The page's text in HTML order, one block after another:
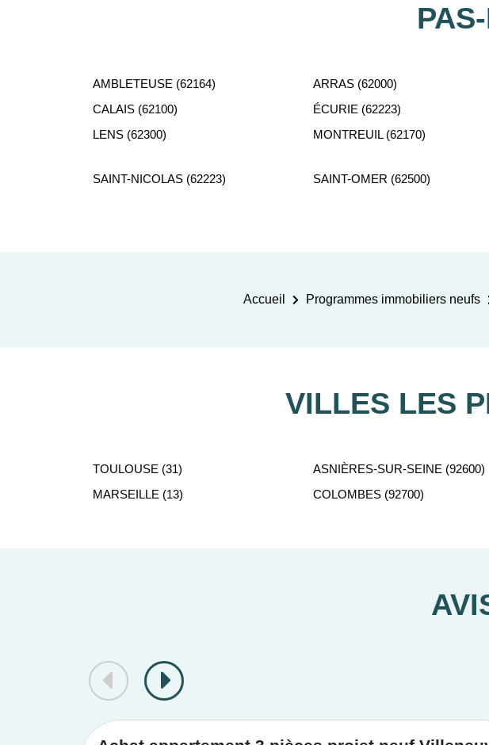
AMBLETEUSE (62164) ARRAS (62000)
CALAIS (62100)
ÉCURIE (62223)
LENS (62300)
MONTREUIL (62170)
SAINT-NICOLAS (62223) SAINT-OMER (62500)
Accueil Programmes immobiliers neufs
VILLES LES
TOULOUSE (31) ASNIÈRES-SUR-SEINE (92600)
MARSEILLE (13)
COLOMBES (92700)